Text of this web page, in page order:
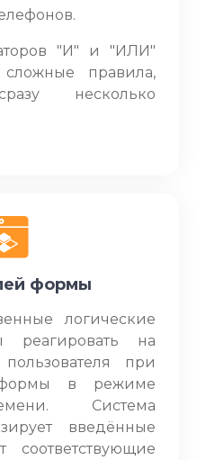
"И" и "ИЛИ"
правила,
несколько
формы
логические
реагировать на
при
формы в режиме
Система
введённые